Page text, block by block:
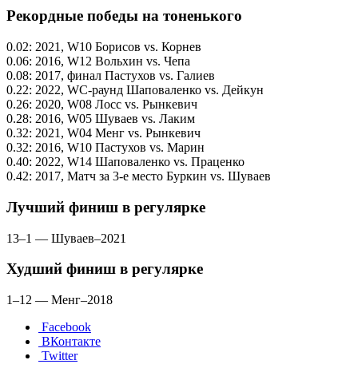
Рекордные победы на тоненького
0.02: 2021, W10 Борисов vs. Корнев
0.06: 2016, W12 Вольхин vs. Чепа
0.08: 2017, финал Пастухов vs. Галиев
0.22: 2022, WC-раунд Шаповаленко vs. Дейкун
0.26: 2020, W08 Лосс vs. Рынкевич
0.28: 2016, W05 Шуваев vs. Лаким
0.32: 2021, W04 Менг vs. Рынкевич
0.32: 2016, W10 Пастухов vs. Марин
0.40: 2022, W14 Шаповаленко vs. Праценко
0.42: 2017, Матч за 3-е место Буркин vs. Шуваев
Лучший финиш в регулярке
13–1 — Шуваев–2021
Худший финиш в регулярке
1–12 — Менг–2018
Facebook
ВКонтакте
Twitter